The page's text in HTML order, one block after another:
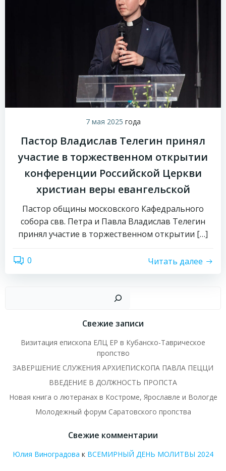
7 мая 2025 года
Пастор Владислав Телегин принял
участие в торжественном открытии
конференции Российской Церкви
христиан веры евангельской
Пастор общины московского Кафедрального
собора свв. Петра и Павла Владислав Телегин
принял участие в торжественном открытии […]
0 Читать далее
Свежие записи
Визитация епископа ЕЛЦ ЕР в Кубанско-Таврическое
пропство
ЗАВЕРШЕНИЕ СЛУЖЕНИЯ АРХИЕПИСКОПА ПАВЛА ПЕЦЦИ
ВВЕДЕНИЕ В ДОЛЖНОСТЬ ПРОПСТА
Новая книга о лютеранах в Костроме, Ярославле и Вологде
Молодежный форум Саратовского пропства
Свежие комментарии
Юлия Виноградова к ВСЕМИРНЫЙ ДЕНЬ МОЛИТВЫ 2024